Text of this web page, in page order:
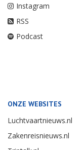
Instagram
RSS
Podcast
ONZE WEBSITES
Luchtvaartnieuws.nl
Zakenreisnieuws.nl